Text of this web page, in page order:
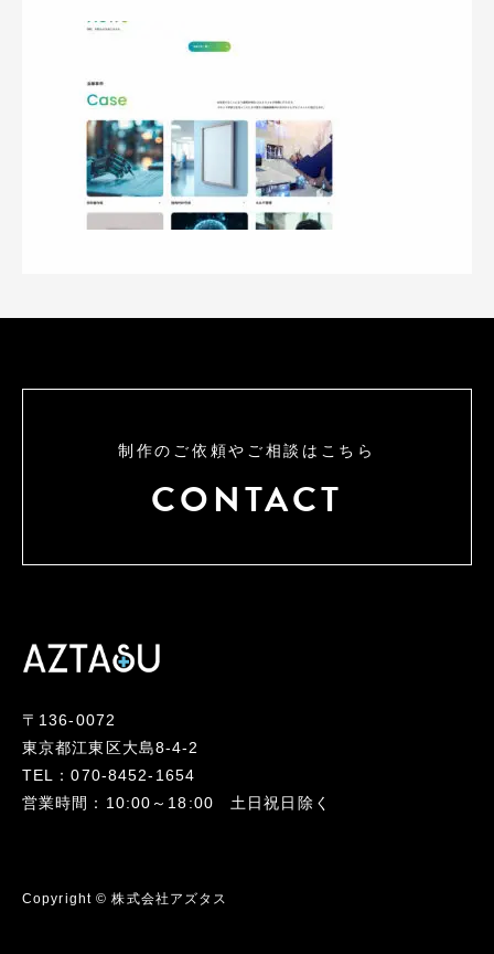
制作のご依頼やご相談はこちら
CONTACT
〒136-0072
東京都江東区大島8-4-2
TEL：070-8452-1654
営業時間：10:00～18:00 土日祝日除く
Copyright © 株式会社アズタス